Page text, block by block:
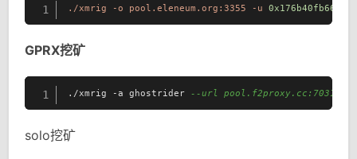
1 ./xmrig -o pool.eleneum.org:3355 -u
GPRX挖矿
1 ./xmrig -a ghostrider --url pool.f2proxy.cc:7031 --user
solo挖矿